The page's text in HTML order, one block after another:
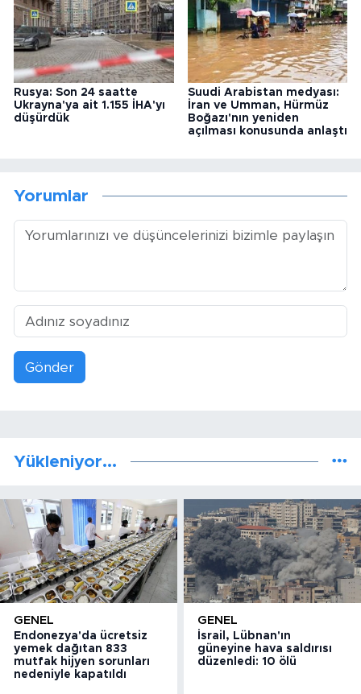
Rusya: Son 24 saatte
Ukrayna'ya ait 1.155 İHA'yı
düşürdük
Suudi Arabistan medyası:
İran ve Umman, Hürmüz
Boğazı'nın yeniden
açılması konusunda anlaştı
Yorumlar
Gönder
Yükleniyor...
GENEL
Endonezya'da ücretsiz
yemek dağıtan 833
mutfak hijyen sorunları
nedeniyle kapatıldı
GENEL
İsrail, Lübnan'ın
güneyine hava saldırısı
düzenledi: 10 ölü